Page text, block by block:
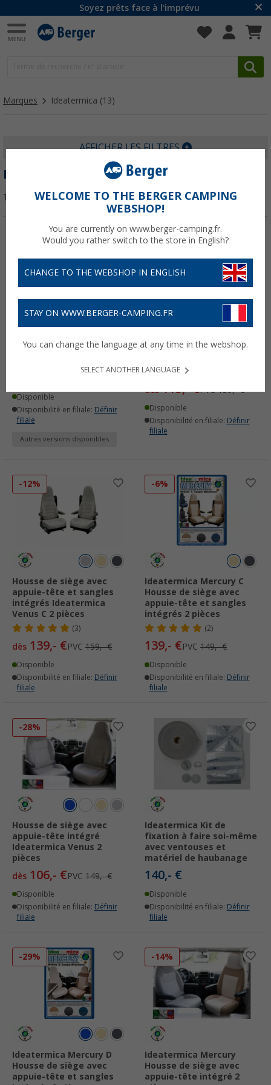
Soyez prêts face à l'imprévu
Marques Ideatermica (13)
AFFICHER LES FILTRES
IDEATERMICA
Trier par :
Ideatermica Store
thermique d'intérieur
Disponible
Disponibilité en filiale: Définir
filiale
Autres versions disponibles
-27%
Ideatermica Venus D
Housse de siège avec
intégrés 2 pièces
dès115,- €PVC159,- €
Disponible
Disponibilité en filiale: Définir
filiale
-12%
Housse de siège avec
appuie-tête et sangles
intégrés Ideatermica
Venus C 2 pièces
(3)
dès 139,- €PVC 159,- €
Disponible
Disponibilité en filiale: Définir
filiale
-6%
Ideatermica Mercury C
Housse de siège avec
appuie-tête et sangles
intégrés 2 pièces
(2)
139,- €PVC 149,- €
Disponible
Disponibilité en filiale: Définir
filiale
-28%
Housse de siège avec
appuie-tête intégré
Ideatermica Venus 2
pièces
dès 106,- €PVC 149,- €
Disponible
Disponibilité en filiale: Définir
filiale
Ideatermica Kit de
fixation à faire soi-même
avec ventouses et
matériel de haubanage
140,- €
Disponible
Disponibilité en filiale: Définir
filiale
-29%
Ideatermica Mercury D
Housse de siège avec
appuie-tête et sangles
-14%
Ideatermica Mercury
Housse de siège avec
appuie-tête intégré 2
WELCOME TO THE BERGER CAMPING
WEBSHOP!
You are currently on www.berger-camping.fr.
Would you rather switch to the store in English?
CHANGE TO THE WEBSHOP IN ENGLISH
STAY ON WWW.BERGER-CAMPING.FR
You can change the language at any time in the webshop.
SELECT ANOTHER LANGUAGE